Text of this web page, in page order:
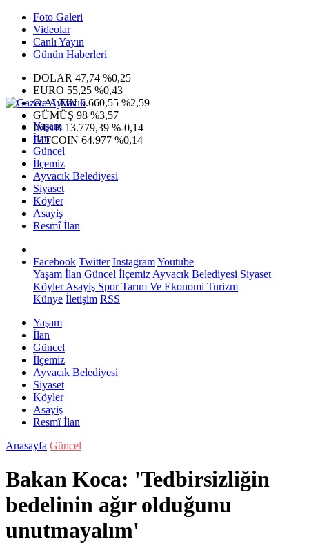
Foto Galeri
Videolar
Canlı Yayın
Günün Haberleri
DOLAR 47,74 %0,25
EURO 55,25 %0,43
G.ALTIN6.660,55 %2,59
GÜMÜŞ 98 %3,57
IMKB 13.779,39 %-0,14
BITCOIN 64.977 %0,14
Yaşam
İlan
Güncel
İlçemiz
Ayvacık Belediyesi
Siyaset
Köyler
Asayiş
Resmî İlan
Facebook Twitter InstagramYoutube
Yaşam İlan Güncel İlçemiz Ayvacık Belediyesi Siyaset
KöylerAsayiş SporTarım Ve Ekonomi Turizm
Künye İletişim RSS
Yaşam
İlan
Güncel
İlçemiz
Ayvacık Belediyesi
Siyaset
Köyler
Asayiş
Resmî İlan
Anasayfa Güncel
Bakan Koca: 'Tedbirsizliğin
bedelinin ağır olduğunu
unutmayalım'